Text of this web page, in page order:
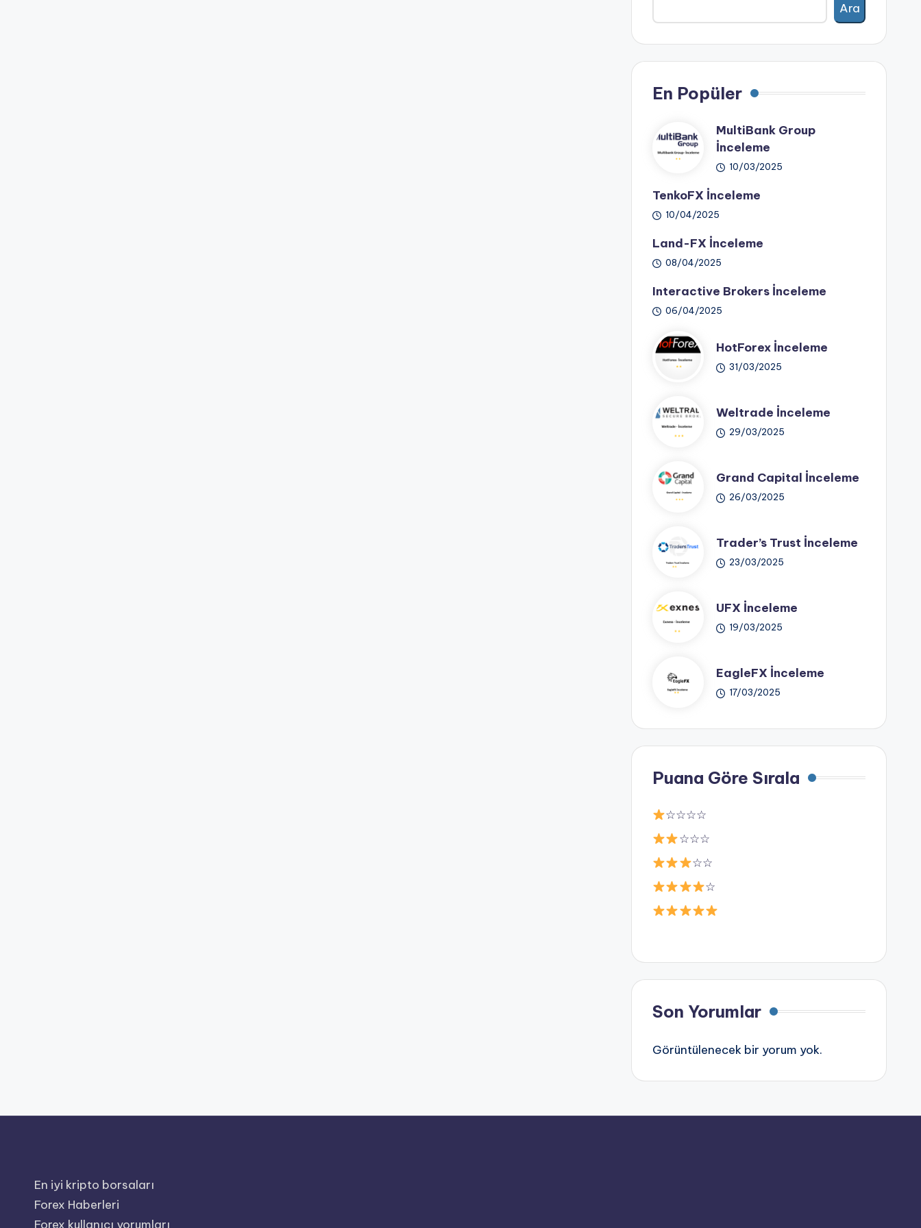
Ara
En Popüler
MultiBank Group
İnceleme
10/03/2025
TenkoFX İnceleme
10/04/2025
Land-FX İnceleme
08/04/2025
Interactive Brokers İnceleme
06/04/2025
HotForex İnceleme
31/03/2025
Weltrade İnceleme
29/03/2025
Grand Capital İnceleme
26/03/2025
Trader’s Trust İnceleme
23/03/2025
UFX İnceleme
19/03/2025
EagleFX İnceleme
17/03/2025
Puana Göre Sırala
☆☆☆☆
☆☆☆
☆☆
☆
Son Yorumlar
Görüntülenecek bir yorum yok.
En iyi kripto borsaları
Forex Haberleri
Forex kullanıcı yorumları